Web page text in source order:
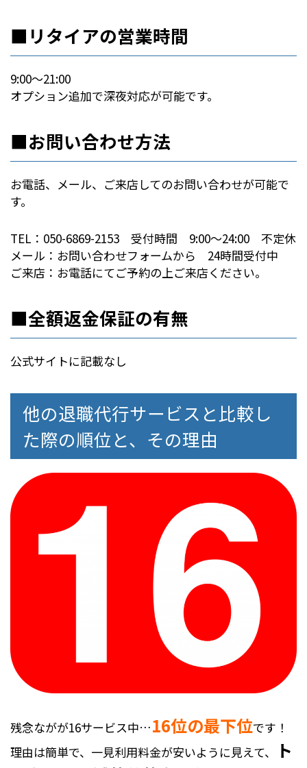
■リタイアの営業時間
9:00～21:00
オプション追加で深夜対応が可能です。
■お問い合わせ方法
お電話、メール、ご来店してのお問い合わせが可能で
す。
TEL：050-6869-2153 受付時間 9:00～24:00 不定休
メール：お問い合わせフォームから 24時間受付中
ご来店：お電話にてご予約の上ご来店ください。
■全額返金保証の有無
公式サイトに記載なし
他の退職代行サービスと比較し
た際の順位と、その理由
残念ながが16サービス中…16位の最下位です！
理由は簡単で、一見利用料金が安いように見えて、
ト